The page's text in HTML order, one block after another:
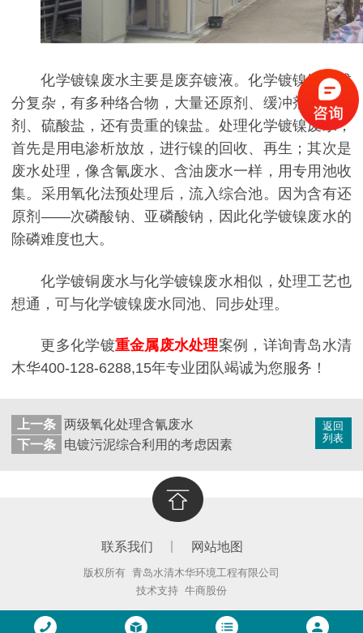
化学镀镍废水主要是废弃镀液。化学镀镍镀液成
分复杂，有多种络合物，大量还原剂、缓冲剂、光亮
剂、硫酸盐，还有贵重的镍盐。处理化学镀镍废水，
首先是用电渗析放放，进行镍的回收、再生；其次是
废水处理，像含氰废水、含油废水一样，用专用池收
集。采用氧化法预处理后，流入综合池。因为含有还
原剂——次磷酸钠、亚磷酸钠，因此化学镀镍废水的
除磷难度也大。
化学镀铜废水与化学镀镍废水相似，处理工艺也
想通，可与化学镀镍废水同池、同步处理。
更多化学镀重金属废水处理案例，详询青岛水清
木华400-128-6288,15年专业团队竭诚为您服务！
返回
列表
上一条 两级氧化处理含氰废水
下一条
电镀污泥综合利用的考虑因素
联系我们 网站地图
版权所有 青岛水清木华环境工程有限公司
技术支持 牛商股份